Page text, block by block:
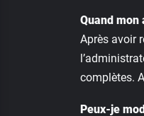
Quand mon
Après avoir
complètes.
Peux-je